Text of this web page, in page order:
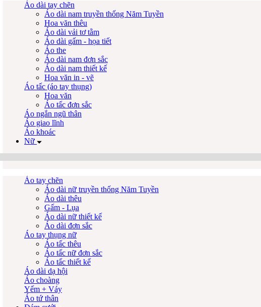
Áo dài tay chẽn
Áo dài nam truyền thống Năm Tuyền
Hoa văn thêu
Áo dài vải tơ tằm
Áo dài gấm - họa tiết
Áo the
Áo dài nam đơn sắc
Áo dài nam thiết kế
Hoa văn in - vẽ
Áo tấc (áo tay thụng)
Hoa văn
Áo tấc đơn sắc
Áo ngắn ngũ thân
Áo giao lĩnh
Áo khoác
Nữ
Áo tay chẽn
Áo dài nữ truyền thống Năm Tuyền
Áo dài thêu
Gấm - Lụa
Áo dài nữ thiết kế
Áo dài đơn sắc
Áo tay thụng nữ
Áo tấc thêu
Áo tấc nữ đơn sắc
Áo tấc thiết kế
Áo dài dạ hội
Áo choàng
Yếm + Váy
Áo tứ thân